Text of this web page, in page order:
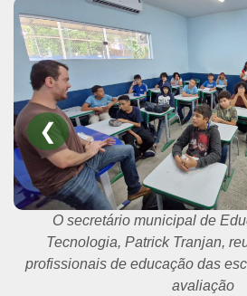
❮
O secretário municipal de
Tecnologia, Patrick Tranjan,
profissionais de educação das
avaliação